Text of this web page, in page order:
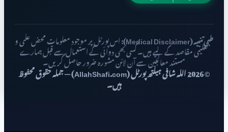
طبی تنبیہ (Medical Disclaimer): اس پورٹل پر موجود معلومات محض علمی و
تعلیمی مقاصد کے لیے ہیں۔ کسی بھی دوائی کے استعمال سے قبل ہمارے
مستند معالجین سے آن لائن مشورہ ضرور حاصل کریں۔
© 2026 اللہ شافی ہیلتھ پورٹل (AllahShafi.com) — جملہ حقوق محفوظ
ہیں۔